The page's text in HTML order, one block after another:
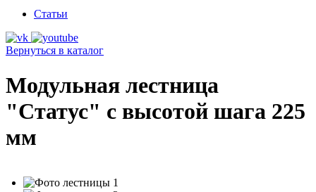
Статьи
Вернуться в каталог
Модульная лестница
"Статус" с высотой шага 225
мм